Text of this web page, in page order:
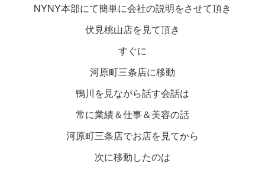
NYNY本部にて簡単に会社の説明をさせて頂き
伏見桃山店を見て頂き
すぐに
河原町三条店に移動
鴨川を見ながら話す会話は
常に業績＆仕事＆美容の話
河原町三条店でお店を見てから
次に移動したのは